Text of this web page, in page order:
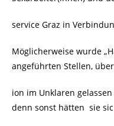
service Graz in
Möglicherweise wurde
angeführten Stellen,
ion im Unklaren
denn sonst hätten sie